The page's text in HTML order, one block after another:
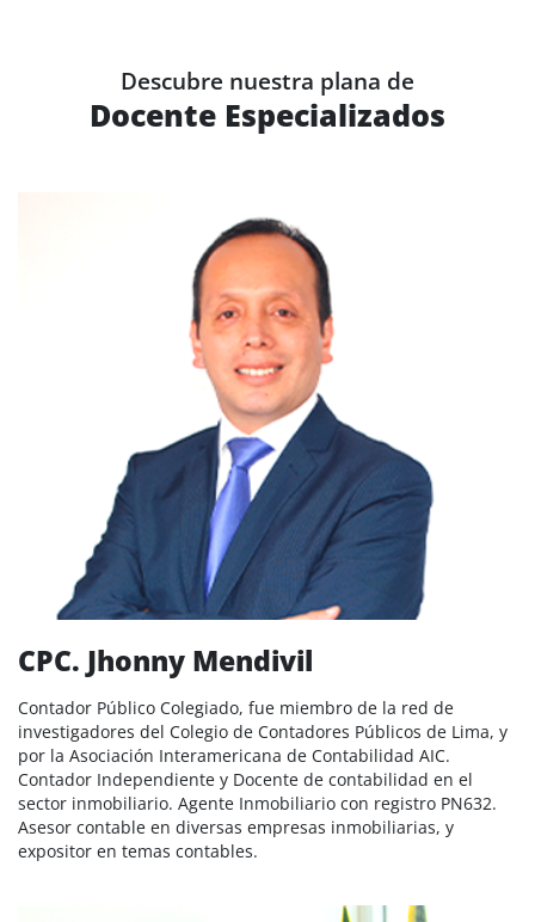
Descubre nuestra plana de
Docente Especializados
CPC. Jhonny Mendivil
Contador Público Colegiado, fue miembro de la red de
investigadores del Colegio de Contadores Públicos de Lima, y
por la Asociación Interamericana de Contabilidad AIC.
Contador Independiente y Docente de contabilidad en el
sector inmobiliario. Agente Inmobiliario con registro PN632.
Asesor contable en diversas empresas inmobiliarias, y
expositor en temas contables.